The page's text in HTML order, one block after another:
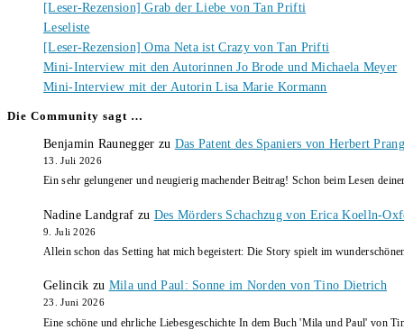
[Leser-Rezension] Grab der Liebe von Tan Prifti
Leseliste
[Leser-Rezension] Oma Neta ist Crazy von Tan Prifti
Mini-Interview mit den Autorinnen Jo Brode und Michaela Meyer
Mini-Interview mit der Autorin Lisa Marie Kormann
Die Community sagt …
Benjamin Raunegger zu Das Patent des Spaniers von Herbert
13. Juli 2026
Ein sehr gelungener und neugierig machender Beitrag! Schon beim Lesen
Nadine Landgraf zu Des Mörders Schachzug von Erica Koelln-
9. Juli 2026
Allein schon das Setting hat mich begeistert: Die Story spielt im
Gelincik zu Mila und Paul: Sonne im Norden von Tino Dietrich
23. Juni 2026
Eine schöne und ehrliche Liebesgeschichte In dem Buch 'Mila und Paul' von